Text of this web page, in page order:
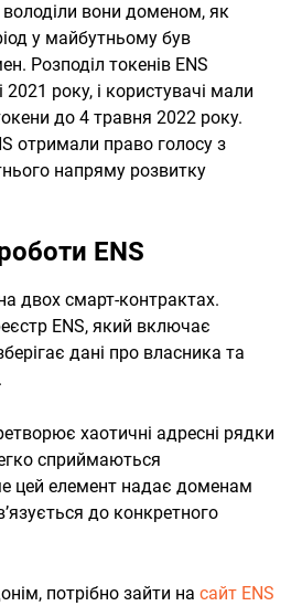
володіли вони доменом, як
у майбутньому був
Розподіл токенів ENS
2021 року, і користувачі мали
до 4 травня 2022 року.
отримали право голосу з
напряму розвитку
ENS
двох смарт-контрактах.
ENS, який включає
дані про власника та
хаотичні адресні рядки
сприймаються
цей елемент надає доменам
до конкретного
потрібно зайти на сайт ENS